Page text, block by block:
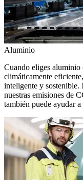
Aluminio
Cuando eliges aluminio
climáticamente
inteligente y sostenible.
nuestras emisiones de
también puede ayudar